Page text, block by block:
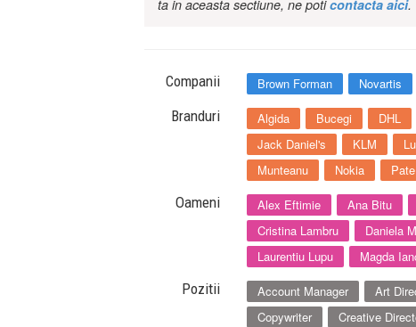
ta in aceasta sectiune, ne poticontacta aici.
Companii Brown Forman Novartis
Branduri Algida Bucegi DHL
Jack Daniel's
KLM
Munteanu
Nokia
Oameni Alex Eftimie Ana Bitu
Cristina Lambru
Daniela
Laurentiu Lupu
Magda
Pozitii Account Manager Art
Copywriter
Creative